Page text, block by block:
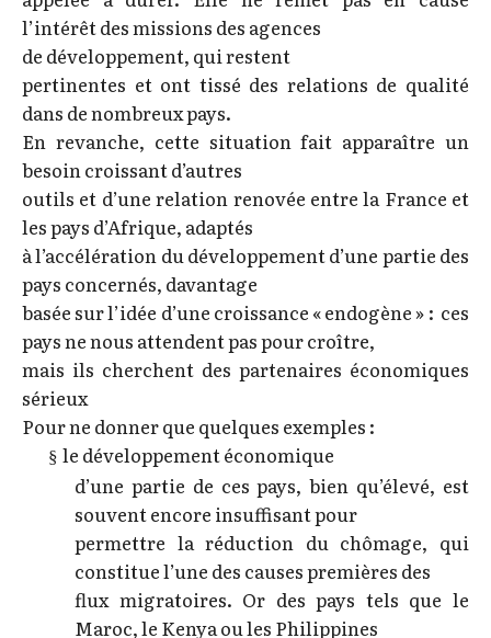
l’intérêt des missions des agences
de développement, qui restent
pertinentes et ont tissé des relations de qualité
dans de nombreux pays.
En revanche, cette situation fait apparaître un
besoin croissant d’autres
outils et d’une relation renovée entre la France et
les pays d’Afrique, adaptés
à l’accélération du développement d’une partie des
pays concernés, davantage
basée sur l’idée d’une croissance « endogène » : ces
pays ne nous attendent pas pour croître,
mais ils cherchent des partenaires économiques
sérieux
Pour ne donner que quelques exemples :
§ le développement économique
d’une partie de ces pays, bien qu’élevé, est
souvent encore insuffisant pour
permettre la réduction du chômage, qui
constitue l’une des causes premières des
flux migratoires. Or des pays tels que le
Maroc, le Kenya ou les Philippines